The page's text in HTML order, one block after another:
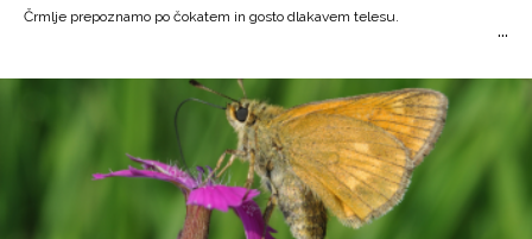
Črmlje prepoznamo po čokatem in gosto dlakavem telesu.